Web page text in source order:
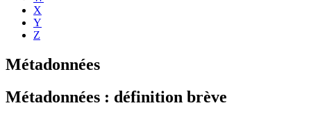
X
Y
Z
Métadonnées
Métadonnées : définition brève